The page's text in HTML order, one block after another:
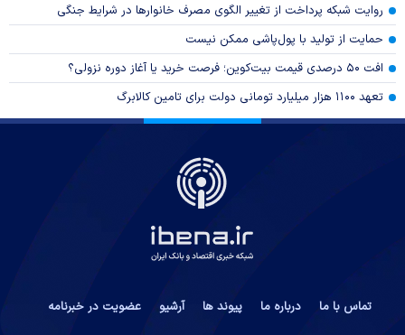
روایت شبکه پرداخت از تغییر الگوی مصرف خانوار‌ها در شرایط جنگی
حمایت از تولید با پول‌پاشی ممکن نیست
افت ۵۰ درصدی قیمت بیت‌کوین؛ فرصت خرید یا آغاز دوره نزولی؟
تعهد ۱۱۰۰ هزار میلیارد تومانی دولت برای تامین کالابرگ
تماس با ما درباره ما پیوند ها آرشیو
عضویت در خبرنامه